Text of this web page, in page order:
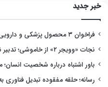
خبر جدید
فراخوان ۳ محصول پزشکی و دارویی به دلیل خطرهای کیفی و ایمنی
نجات «وویجر ۲» از خاموشی؛ تدبیر ناسا برای حفظ کاوشگر ۴۸ ساله
باور اشتباه درباره شخصیت
رسانه؛ حلقه مفقوده تبدیل فناوری